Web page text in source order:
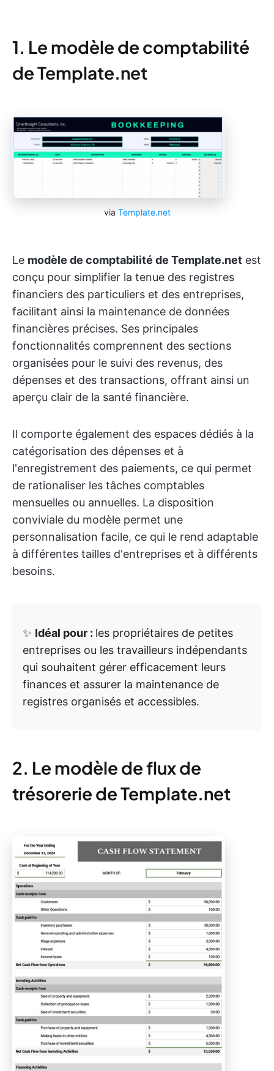
1. Le modèle de comptabilité
de Template.net
via Template.net
Le modèle de comptabilité de Template.net est
conçu pour simplifier la tenue des registres
financiers des particuliers et des entreprises,
facilitant ainsi la maintenance de données
financières précises. Ses principales
fonctionnalités comprennent des sections
organisées pour le suivi des revenus, des
dépenses et des transactions, offrant ainsi un
aperçu clair de la santé financière.
Il comporte également des espaces dédiés à la
catégorisation des dépenses et à
l'enregistrement des paiements, ce qui permet
de rationaliser les tâches comptables
mensuelles ou annuelles. La disposition
conviviale du modèle permet une
personnalisation facile, ce qui le rend adaptable
à différentes tailles d'entreprises et à différents
besoins.
✨ Idéal pour : les propriétaires de petites
entreprises ou les travailleurs indépendants
qui souhaitent gérer efficacement leurs
finances et assurer la maintenance de
registres organisés et accessibles.
2. Le modèle de flux de
trésorerie de Template.net